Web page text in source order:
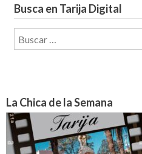
Busca en Tarija Digital
Buscar:
La Chica de la Semana